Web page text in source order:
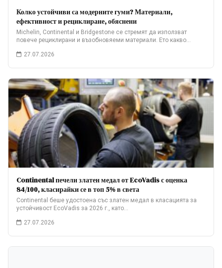
Колко устойчиви са модерните гуми? Материали,
ефективност и рециклиране, обяснени
Michelin, Continental и Bridgestone се стремят да използват
повече рециклирани и възобновяеми материали. Ето какво…
27.07.2026
Continental печели златен медал от EcoVadis с оценка
84/100, класирайки се в топ 5% в света
Continental беше удостоена със златен медал в класацията за
устойчивост EcoVadis за 2026 г., като…
27.07.2026